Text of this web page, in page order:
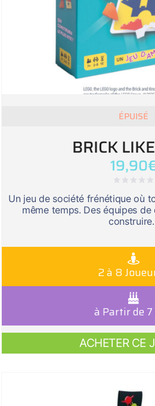
ÉPUISÉ
BRICK
19,90
Un jeu de société frénétique où
même temps. Des équipes
2 à 8
à Partir de
ACHETER CE